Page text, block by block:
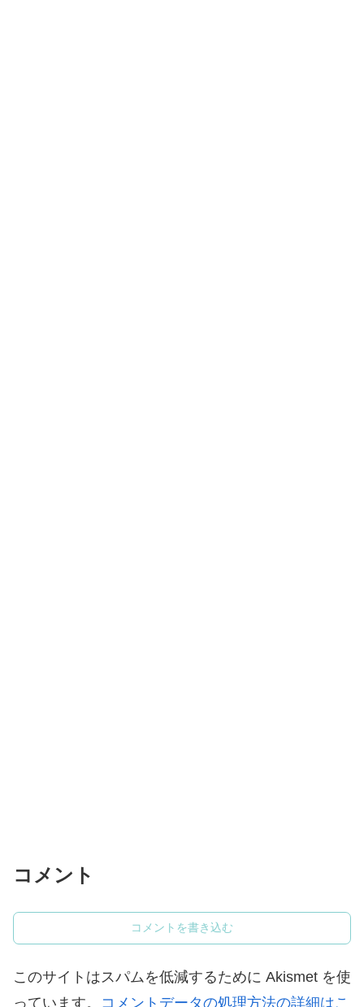
コメント
コメントを書き込む
このサイトはスパムを低減するために Akismet を使
っています。 コメントデータの処理方法の詳細はこ